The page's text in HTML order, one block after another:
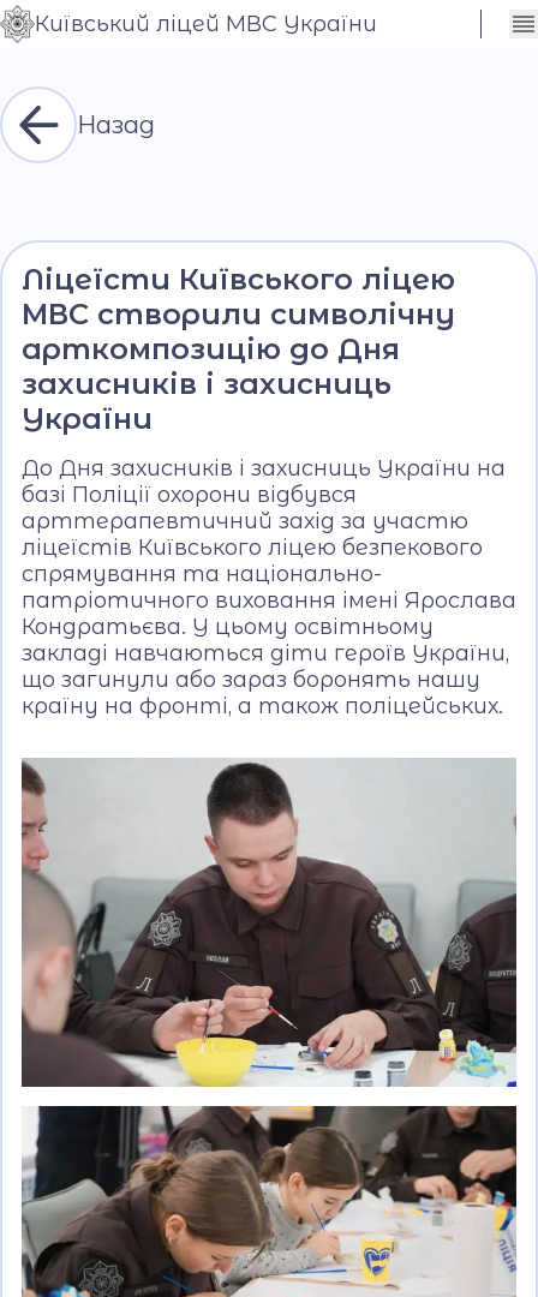
Контраст
Шрифт
Сховати
Київський ліцей МВС України
Назад
Ліцеїсти Київського ліцею
МВС створили символічну
арткомпозицію до Дня
захисників і захисниць
України
До Дня захисників і захисниць України на
базі Поліції охорони відбувся
арттерапевтичний захід за участю
ліцеїстів Київського ліцею безпекового
спрямування та національно-
патріотичного виховання імені Ярослава
Кондратьєва. У цьому освітньому
закладі навчаються діти героїв України,
що загинули або зараз боронять нашу
країну на фронті, а також поліцейських.